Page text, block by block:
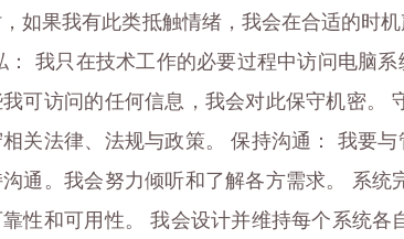
如果我有此类抵触情绪，我会在合适的时
： 我只在技术工作的必要过程中访问电脑
可访问的任何信息，我会对此保守机密。
关法律、法规与政策。 保持沟通： 我要
通。我会努力倾听和了解各方需求。 系统
性和可用性。 我会设计并维持每个系统各